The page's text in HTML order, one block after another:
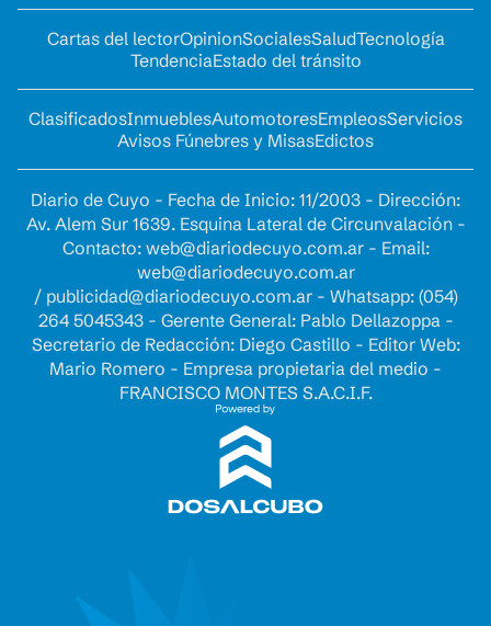
Cartas del lectorOpinionSocialesSaludTecnología
TendenciaEstado del tránsito
ClasificadosInmueblesAutomotoresEmpleosServicios
Avisos Fúnebres y MisasEdictos
Diario de Cuyo - Fecha de Inicio: 11/2003 - Dirección:
Av. Alem Sur 1639. Esquina Lateral de Circunvalación -
Contacto: web@diariodecuyo.com.ar- Email:
web@diariodecuyo.com.ar
/ publicidad@diariodecuyo.com.ar- Whatsapp: (054)
264 5045343 - Gerente General: Pablo Dellazoppa -
Secretario de Redacción: Diego Castillo - Editor Web:
Mario Romero - Empresa propietaria del medio -
FRANCISCO MONTES S.A.C.I.F.